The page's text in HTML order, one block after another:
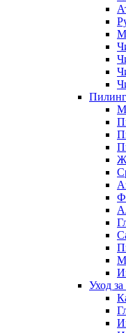
Уход